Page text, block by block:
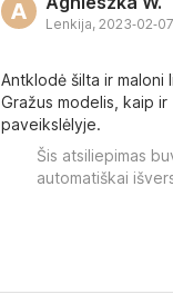
A Lenkija, 2023‑02‑07
Antklodė šilta ir maloni
Gražus modelis, kaip ir
paveikslėlyje.
Šis atsiliepimas
automatiškai